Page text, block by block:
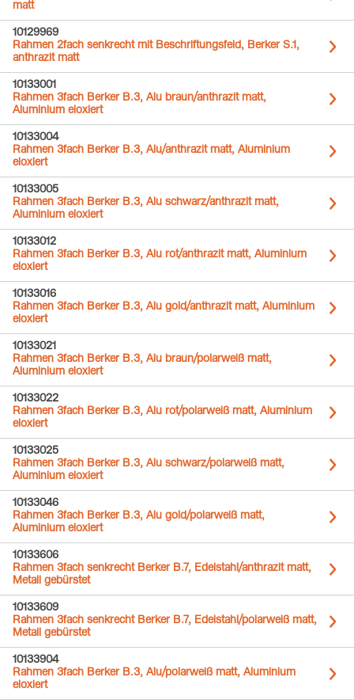
matt
10129969
Rahmen 2fach senkrecht mit Beschriftungsfeld, Berker S.1,
anthrazit matt
10133001
Rahmen 3fach Berker B.3, Alu braun/anthrazit matt,
Aluminium eloxiert
10133004
Rahmen 3fach Berker B.3, Alu/anthrazit matt, Aluminium
eloxiert
10133005
Rahmen 3fach Berker B.3, Alu schwarz/anthrazit matt,
Aluminium eloxiert
10133012
Rahmen 3fach Berker B.3, Alu rot/anthrazit matt, Aluminium
eloxiert
10133016
Rahmen 3fach Berker B.3, Alu gold/anthrazit matt, Aluminium
eloxiert
10133021
Rahmen 3fach Berker B.3, Alu braun/polarweiß matt,
Aluminium eloxiert
10133022
Rahmen 3fach Berker B.3, Alu rot/polarweiß matt, Aluminium
eloxiert
10133025
Rahmen 3fach Berker B.3, Alu schwarz/polarweiß matt,
Aluminium eloxiert
10133046
Rahmen 3fach Berker B.3, Alu gold/polarweiß matt,
Aluminium eloxiert
10133606
Rahmen 3fach senkrecht Berker B.7, Edelstahl/anthrazit matt,
Metall gebürstet
10133609
Rahmen 3fach senkrecht Berker B.7, Edelstahl/polarweiß matt,
Metall gebürstet
10133904
Rahmen 3fach Berker B.3, Alu/polarweiß matt, Aluminium
eloxiert